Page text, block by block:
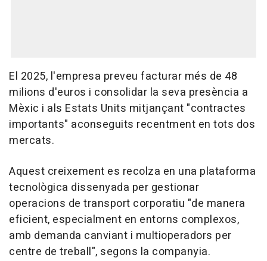
El 2025, l'empresa preveu facturar més de 48
milions d'euros i consolidar la seva presència a
Mèxic i als Estats Units mitjançant "contractes
importants" aconseguits recentment en tots dos
mercats.
Aquest creixement es recolza en una plataforma
tecnològica dissenyada per gestionar
operacions de transport corporatiu "de manera
eficient, especialment en entorns complexos,
amb demanda canviant i multioperadors per
centre de treball", segons la companyia.